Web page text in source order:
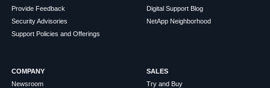
Provide Feedback
Security Advisories
Support Policies and Offerings
Digital Support Blog
NetApp Neighborhood
COMPANY
Newsroom
SALES
Try and Buy